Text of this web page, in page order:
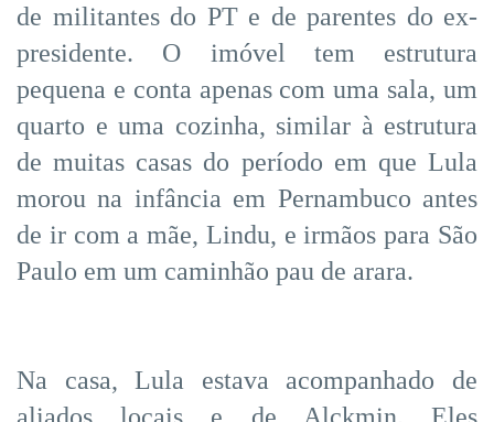
de militantes do PT e de parentes do ex-
presidente. O imóvel tem estrutura
pequena e conta apenas com uma sala, um
quarto e uma cozinha, similar à estrutura
de muitas casas do período em que Lula
morou na infância em Pernambuco antes
de ir com a mãe, Lindu, e irmãos para São
Paulo em um caminhão pau de arara.
Na casa, Lula estava acompanhado de